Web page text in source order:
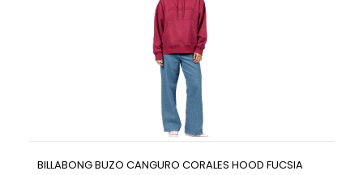
BILLABONG BUZO CANGURO CORALES HOOD FUCSIA